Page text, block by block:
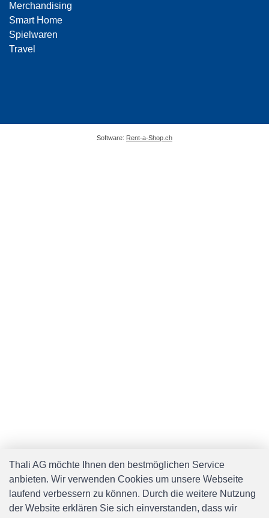
Merchandising
Smart Home
Spielwaren
Travel
Software: Rent-a-Shop.ch
Thali AG möchte Ihnen den bestmöglichen Service
anbieten. Wir verwenden Cookies um unsere Webseite
laufend verbessern zu können. Durch die weitere Nutzung
der Website erklären Sie sich einverstanden, dass wir